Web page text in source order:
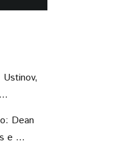
Dean
e ...